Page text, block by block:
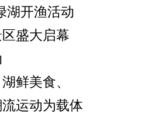
湖开渔活动
盛大启幕
鲜美食、
运动为载体